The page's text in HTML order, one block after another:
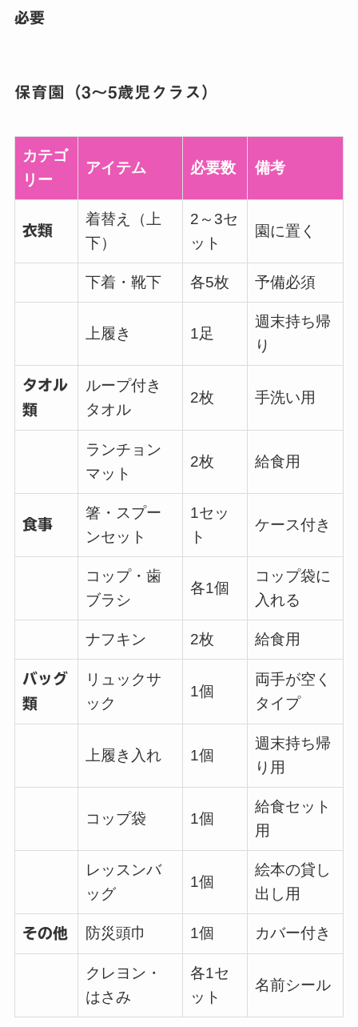
必要
保育園（3～5歳児クラス）
カテゴ
リー
アイテム 必要数 備考
衣類
着替え（上
下）
2～3セ
ット
園に置く
下着・靴下 各5枚 予備必須
上履き 1足
週末持ち帰
り
タオル
類
ループ付き
タオル
2枚 手洗い用
ランチョン
マット
2枚 給食用
食事
箸・スプー
ンセット
1セッ
ト
ケース付き
コップ・歯
ブラシ
各1個
コップ袋に
入れる
ナフキン 2枚 給食用
バッグ
類
リュックサ
ック
1個
両手が空く
タイプ
上履き入れ 1個
週末持ち帰
り用
コップ袋 1個
給食セット
用
レッスンバ
ッグ
1個
絵本の貸し
出し用
その他 防災頭巾 1個 カバー付き
クレヨン・
はさみ
各1セ
ット
名前シール